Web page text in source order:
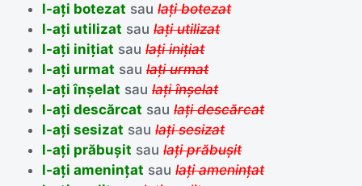
l-ați botezat saulați botezat
l-ați utilizat saulați utilizat
l-ați inițiat saulați inițiat
l-ați urmat saulați urmat
l-ați înșelat saulați înșelat
l-ați descărcat saulați descărcat
l-ați sesizat saulați sesizat
l-ați prăbușit saulați prăbușit
l-ați amenințat saulați amenințat